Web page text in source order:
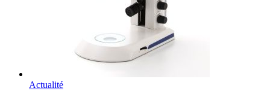
Actualité